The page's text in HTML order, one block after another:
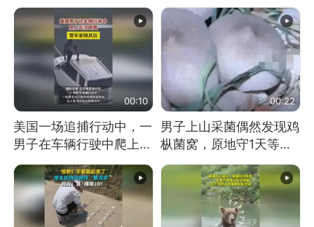
00:10
美国一场追捕行动中，一
男子在车辆行驶中爬上车
顶跳舞。（新京报）
00:22
男子上山采菌偶然发现鸡
枞菌窝，原地守1天等它
长大：挖了140多朵